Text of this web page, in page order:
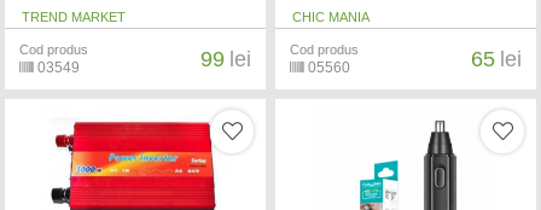
TREND MARKET
Cod produs
03549 99 lei
CHIC MANIA
Cod produs
05560 65 lei